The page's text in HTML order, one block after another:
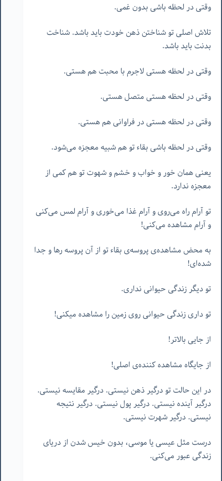
وقتی در لحظه باشی بدون غمی.
تلاش اصلی تو شناختن ذهن خودت باید باشد. شناخت
بدنت باید باشد.
وقتی در لحظه هستی لاجرم با محبت هم هستی.
وقتی در لحظه هستی متصل هستی.
وقتی در لحظه هستی در فراوانی هم هستی.
وقتی در لحظه باشی بقاء تو هم شبیه معجزه می‌شود.
یعنی همان خور و خواب و خشم و شهوت تو هم کمی از
معجزه ندارد.
تو آرام راه می‌روی و آرام غذا می‌خوری و آرام لمس می‌کنی
و آرام مشاهده می‌کنی!
به محض مشاهده‌ی پروسه‌ی بقاء تو از آن پروسه رها و جدا
شده‌ای!
تو دیگر زندگی حیوانی نداری.
تو داری زندگی حیوانی روی زمین را مشاهده میکنی!
از جایی بالاتر!
از جایگاه مشاهده کننده‌ی اصلی!
در این حالت تو درگیر ذهن نیستی. درگیر مقایسه نیستی.
درگیر آینده نیستی. درگیر پول نیستی. درگیر نتیجه
نیستی. درگیر شهرت نیستی.
درست مثل عیسی یا موسی، بدون خیس شدن از دریای
زندگی عبور می‌کنی.